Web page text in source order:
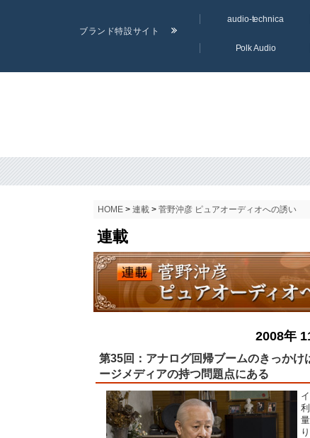
ブランド特設サイト
audio-technica
Polk Audio
HOME > 連載 > 菅野沖彦 ピュアオーディオへの誘い
連載
2008年
第35回：アナログ回帰ブームのきっかけ
ージメディアの持つ問題点にある